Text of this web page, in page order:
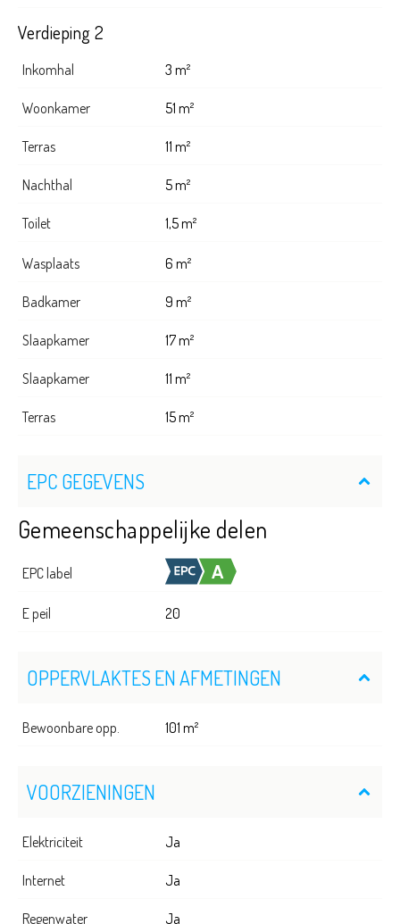
Verdieping 2
Inkomhal 3 m²
Woonkamer 51 m²
Terras 11 m²
Nachthal 5 m²
Toilet 1,5 m²
Wasplaats 6 m²
Badkamer 9 m²
Slaapkamer 17 m²
Slaapkamer 11 m²
Terras 15 m²
EPC GEGEVENS
Gemeenschappelijke delen
EPC label
E peil 20
OPPERVLAKTES EN AFMETINGEN
Bewoonbare opp. 101 m²
VOORZIENINGEN
Elektriciteit Ja
Internet Ja
Regenwater Ja